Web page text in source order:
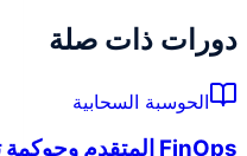
دورات ذات صلة
الحوسبة السحابية
FinOps المتقدم وحوكمة تكاليف السحابة